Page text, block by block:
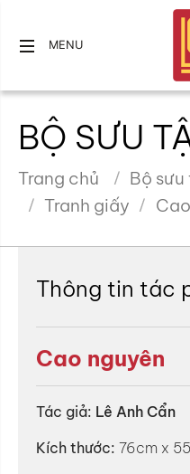
MENU
BỘ SƯU
Trang chủ Bộ
Tranh giấy
Thông tin tác
Cao nguyên
Tác giả: Lê Anh Cẩn
Kích thước: 76cm x